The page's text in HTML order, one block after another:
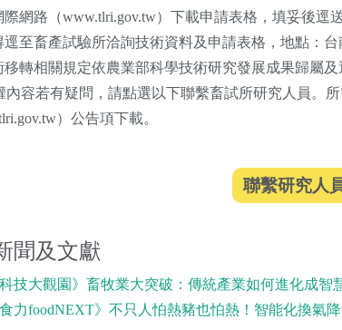
際網路（www.tlri.gov.tw）下載申請表格，填妥後逕
逕至畜產試驗所洽詢技術資料及申請表格，地點：台
移轉相關規定依農業部科學技術研究發展成果歸屬及
內容若有疑問，請點選以下聯繫畜試所研究人員。
）公告項下載。
聞及文獻
科技大觀園》畜牧業大突破：傳統產業如何進化成智
食力foodNEXT》不只人怕熱豬也怕熱！智能化換氣